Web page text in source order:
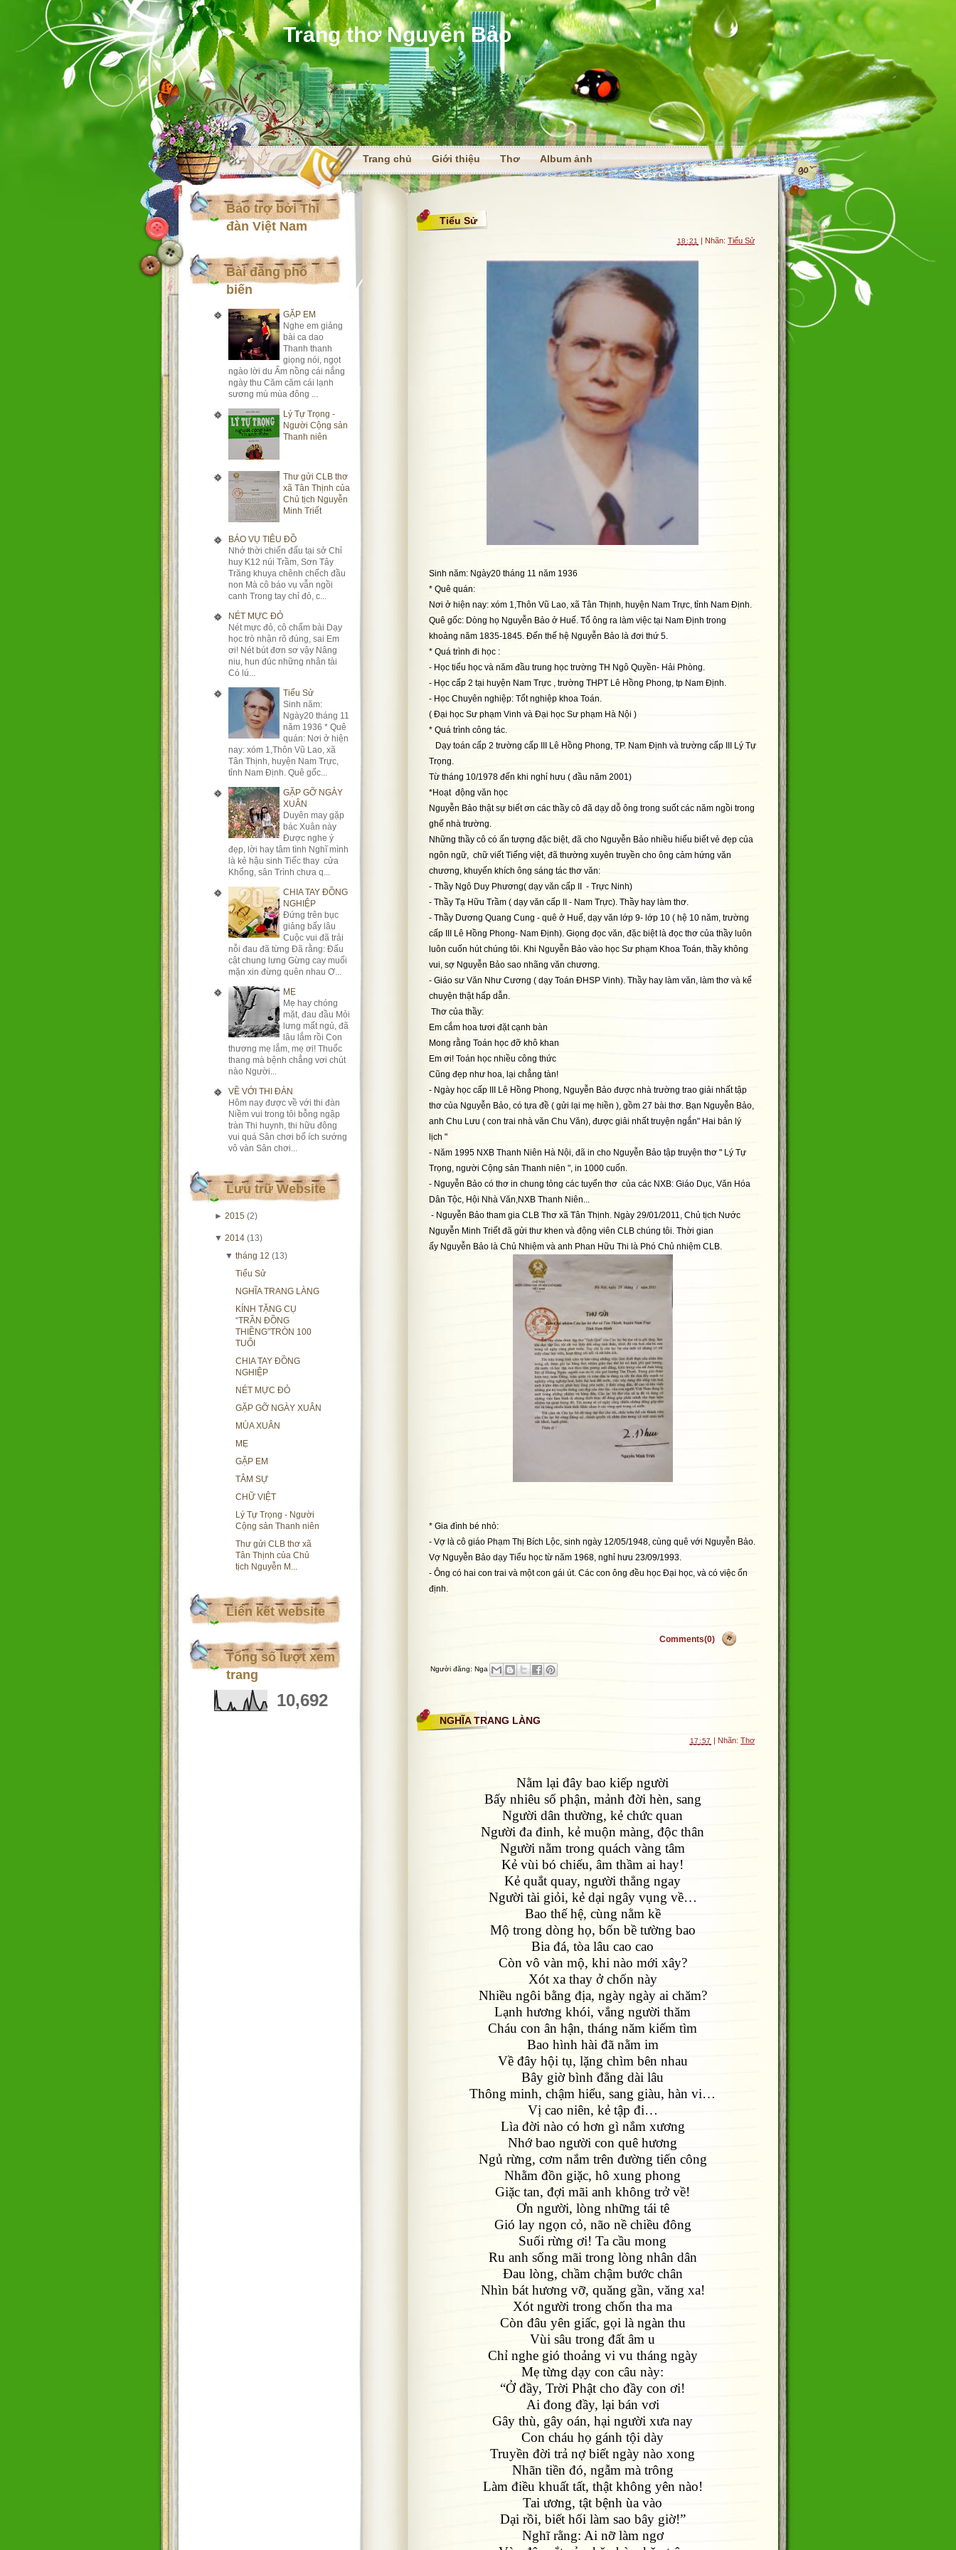
Trang thơ Nguyễn Bảo
Trang chủ Giới thiệu Thơ
Album ảnh
Truyện thơ
Bảo trợ bởi Thi
đàn Việt Nam
Bài đăng phổ
biến
GẶP EM
Nghe em giảng
bài ca dao
Thanh thanh
giọng nói, ngọt
ngào lời du Ấm nồng cái nắng
ngày thu Căm căm cái lạnh
sương mù mùa đông ...
Lý Tự Trọng -
Người Cộng sản
Thanh niên
Thư gửi CLB thơ
xã Tân Thịnh của
Chủ tịch Nguyễn
Minh Triết
BÁO VỤ TIÊU ĐỒ
Nhớ thời chiến đấu tại sở Chỉ
huy K12 núi Trầm, Sơn Tây
Trăng khuya chênh chếch đầu
non Mà cô báo vụ vẫn ngồi
canh Trong tay chỉ đỏ, c...
NÉT MỰC ĐỎ
Nét mực đỏ, cô chấm bài Dạy
học trò nhận rõ đúng, sai Em
ơi! Nét bút đơn sơ vậy Nâng
niu, hun đúc những nhân tài
Có lú...
Tiểu Sử
Sinh năm:
Ngày20 tháng 11
năm 1936 * Quê
quán: Nơi ở hiện
nay: xóm 1,Thôn Vũ Lao, xã
Tân Thịnh, huyện Nam Trực,
tỉnh Nam Định. Quê gốc...
GẶP GỠ NGÀY
XUÂN
Duyên may gặp
bác Xuân này
Được nghe ý
đẹp, lời hay tâm tình Nghĩ mình
là kẻ hậu sinh Tiếc thay cửa
Khổng, sân Trình chưa q...
CHIA TAY ĐỒNG
NGHIỆP
Đứng trên bục
giảng bấy lâu
Cuộc vui đã trải
nỗi đau đã từng Đã rằng: Đấu
cật chung lưng Gừng cay muối
mặn xin đừng quên nhau Ơ...
MẸ
Mẹ hay chóng
mặt, đau đầu Mỏi
lưng mất ngủ, đã
lâu lắm rồi Con
thương mẹ lắm, mẹ ơi! Thuốc
thang mà bệnh chẳng vơi chút
nào Người...
VỀ VỚI THI ĐÀN
Hôm nay được về với thi đàn
Niềm vui trong tôi bỗng ngập
tràn Thi huynh, thi hữu đông
vui quá Sân chơi bổ ích sướng
vô vàn Sân chơi...
Lưu trữ Website
► 2015 (2)
▼ 2014 (13)
▼ tháng 12 (13)
Tiểu Sử
NGHĨA TRANG LÀNG
KÍNH TẶNG CỤ
“TRẦN ĐỒNG
THIỀNG”TRÒN 100
TUỔI
CHIA TAY ĐỒNG
NGHIỆP
NÉT MỰC ĐỎ
GẶP GỠ NGÀY XUÂN
MÙA XUÂN
MẸ
GẶP EM
TÂM SỰ
CHỮ VIỆT
Lý Tự Trọng - Người
Cộng sản Thanh niên
Thư gửi CLB thơ xã
Tân Thịnh của Chủ
tịch Nguyễn M...
Liên kết website
Tổng số lượt xem
trang
10,692
Tiểu Sử
18:21 | Nhãn: Tiểu Sử
Sinh năm: Ngày20 tháng 11 năm 1936
* Quê quán:
Nơi ở hiện nay: xóm 1,Thôn Vũ Lao, xã Tân Thịnh, huyện Nam Trực, tỉnh Nam Định.
Quê gốc: Dòng họ Nguyễn Bảo ở Huế. Tổ ông ra làm việc tại Nam Định trong
khoảng năm 1835-1845. Đến thế hệ Nguyễn Bảo là đơi thứ 5.
* Quá trình đi học :
- Học tiểu học và năm đầu trung học trường TH Ngô Quyền- Hải Phòng.
- Học cấp 2 tại huyện Nam Trực , trường THPT Lê Hồng Phong, tp Nam Định.
- Học Chuyên nghiệp: Tốt nghiệp khoa Toán.
( Đại học Sư phạm Vinh và Đại học Sư phạm Hà Nội )
* Quá trình công tác.
Dạy toán cấp 2 trường cấp III Lê Hồng Phong, TP. Nam Định và trường cấp III Lý Tự
Trọng.
Từ tháng 10/1978 đến khi nghỉ hưu ( đầu năm 2001)
*Hoạt động văn học
Nguyễn Bảo thật sự biết ơn các thầy cô đã dạy dỗ ông trong suốt các năm ngồi trong
ghế nhà trường.
Những thầy cô có ấn tượng đặc biệt, đã cho Nguyễn Bảo nhiều hiểu biết vẻ đẹp của
ngôn ngữ, chữ viết Tiếng việt, đã thường xuyên truyền cho ông cảm hứng văn
chương, khuyến khích ông sáng tác thơ văn:
- Thầy Ngô Duy Phương( dạy văn cấp II - Trực Ninh)
- Thầy Tạ Hữu Trầm ( dạy văn cấp II - Nam Trực). Thầy hay làm thơ.
- Thầy Dương Quang Cung - quê ở Huế, dạy văn lớp 9- lớp 10 ( hệ 10 năm, trường
cấp III Lê Hồng Phong- Nam Định). Giọng đọc văn, đặc biệt là đọc thơ của thầy luôn
luôn cuốn hút chúng tôi. Khi Nguyễn Bảo vào học Sư phạm Khoa Toán, thầy không
vui, sợ Nguyễn Bảo sao nhãng văn chương.
- Giáo sư Văn Như Cương ( dạy Toán ĐHSP Vinh). Thầy hay làm văn, làm thơ và kể
chuyện thật hấp dẫn.
Thơ của thầy:
Em cắm hoa tươi đặt cạnh bàn
Mong rằng Toán học đỡ khô khan
Em ơi! Toán học nhiều công thức
Cũng đẹp như hoa, lại chẳng tàn!
- Ngày học cấp III Lê Hồng Phong, Nguyễn Bảo được nhà trường trao giải nhất tập
thơ của Nguyễn Bảo, có tựa đề ( gửi lại mẹ hiền ), gồm 27 bài thơ. Bạn Nguyễn Bảo,
anh Chu Lưu ( con trai nhà văn Chu Văn), được giải nhất truyện ngắn" Hai bản lý
lịch "
- Năm 1995 NXB Thanh Niên Hà Nội, đã in cho Nguyễn Bảo tập truyện thơ " Lý Tự
Trọng, người Cộng sản Thanh niên ", in 1000 cuốn.
- Nguyễn Bảo có thơ in chung tỏng các tuyển thơ của các NXB: Giáo Dục, Văn Hóa
Dân Tộc, Hội Nhà Văn,NXB Thanh Niên...
- Nguyễn Bảo tham gia CLB Thơ xã Tân Thịnh. Ngày 29/01/2011, Chủ tịch Nước
Nguyễn Minh Triết đã gửi thư khen và động viên CLB chúng tôi. Thời gian
ấy Nguyễn Bảo là Chủ Nhiệm và anh Phan Hữu Thi là Phó Chủ nhiệm CLB.
* Gia đình bé nhỏ:
- Vợ là cô giáo Phạm Thị Bích Lộc, sinh ngày 12/05/1948, cùng quê với Nguyễn Bảo.
Vợ Nguyễn Bảo dạy Tiểu học từ năm 1968, nghỉ hưu 23/09/1993.
- Ông có hai con trai và một con gái út. Các con ông đều học Đại học, và có việc ổn
định.
Comments(0)
Người đăng: Nga
NGHĨA TRANG LÀNG
17:57 | Nhãn: Thơ
Nằm lại đây bao kiếp người
Bấy nhiêu số phận, mảnh đời hèn, sang
Người dân thường, kẻ chức quan
Người đa đinh, kẻ muộn màng, độc thân
Người nằm trong quách vàng tâm
Kẻ vùi bó chiếu, âm thầm ai hay!
Kẻ quắt quay, người thẳng ngay
Người tài giỏi, kẻ dại ngây vụng về…
Bao thế hệ, cùng nằm kề
Mộ trong dòng họ, bốn bề tường bao
Bia đá, tòa lâu cao cao
Còn vô vàn mộ, khi nào mới xây?
Xót xa thay ở chốn này
Nhiều ngôi bằng địa, ngày ngày ai chăm?
Lạnh hương khói, vắng người thăm
Cháu con ân hận, tháng năm kiếm tìm
Bao hình hài đã nằm im
Về đây hội tụ, lặng chìm bên nhau
Bây giờ bình đẳng dài lâu
Thông minh, chậm hiểu, sang giàu, hàn vi…
Vị cao niên, kẻ tập đi…
Lìa đời nào có hơn gì nắm xương
Nhớ bao người con quê hương
Ngủ rừng, cơm nắm trên đường tiến công
Nhằm đồn giặc, hô xung phong
Giặc tan, đợi mãi anh không trở về!
Ơn người, lòng những tái tê
Gió lay ngọn cỏ, não nề chiều đông
Suối rừng ơi! Ta cầu mong
Ru anh sống mãi trong lòng nhân dân
Đau lòng, chầm chậm bước chân
Nhìn bát hương vỡ, quăng gần, văng xa!
Xót người trong chốn tha ma
Còn đâu yên giấc, gọi là ngàn thu
Vùi sâu trong đất âm u
Chỉ nghe gió thoảng vi vu tháng ngày
Mẹ từng dạy con câu này:
“Ở đầy, Trời Phật cho đầy con ơi!
Ai đong đầy, lại bán vơi
Gây thù, gây oán, hại người xưa nay
Con cháu họ gánh tội dày
Truyền đời trả nợ biết ngày nào xong
Nhãn tiền đó, ngẫm mà trông
Làm điều khuất tất, thật không yên nào!
Tai ương, tật bệnh ùa vào
Dại rồi, biết hối làm sao bây giờ!”
Nghĩ rằng: Ai nỡ làm ngơ